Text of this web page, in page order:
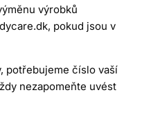
výrobků
pokud jsou v
potřebujeme číslo vaší
nezapomeňte uvést